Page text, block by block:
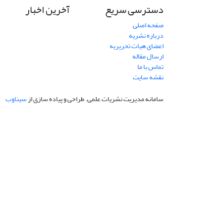
دسترسی سریع
صفحه اصلی
درباره نشریه
اعضای هیات تحریریه
ارسال مقاله
تماس با ما
نقشه سایت
آخرین اخبار
سامانه مدیریت نشریات علمی.طراحی و پیاده سازی ازسیناوب